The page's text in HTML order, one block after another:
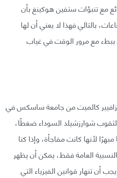
مع تنبؤات ستفين هوكينغ بأن
بالتالي فهذا لا يعني أن لها
ببطء مع مرور الوقت في غياب
كالميت من جامعة ساسكس في
شوارزشيلد السوداء ضغطًا،
لأنها كانت مفاجأة، وإذا كنا
العامة فقط، يمكن أن يظهر
أن تنهار قوانين الفيزياء التي